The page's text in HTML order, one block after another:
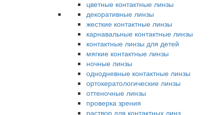
цветные контактные линзы
декоративные линзы
жесткие контактные линзы
карнавальные контактные линзы
контактные линзы для детей
мягкие контактные линзы
ночные линзы
однодневные контактные линзы
ортокератологические линзы
оттеночные линзы
проверка зрения
раствор для контактных линз